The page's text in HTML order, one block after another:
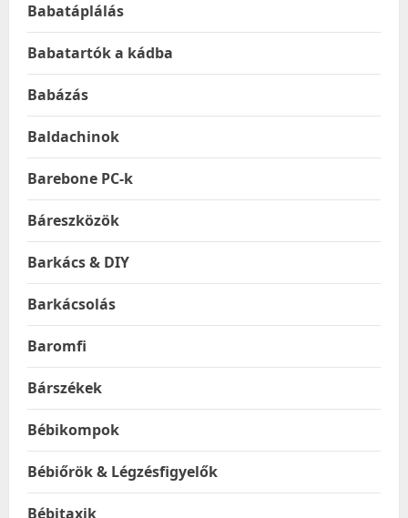
Babatáplálás
Babatartók a kádba
Babázás
Baldachinok
Barebone PC-k
Báreszközök
Barkács & DIY
Barkácsolás
Baromfi
Bárszékek
Bébikompok
Bébiőrök & Légzésfigyelők
Bébitaxik